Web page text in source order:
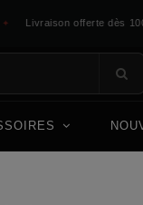
offerte dès 100 € ✦